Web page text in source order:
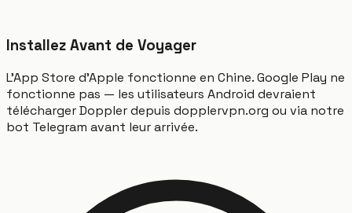
Installez Avant de Voyager
L'App Store d'Apple fonctionne en Chine. Google Play ne
fonctionne pas — les utilisateurs Android devraient
télécharger Doppler depuis dopplervpn.org ou via notre
bot Telegram avant leur arrivée.